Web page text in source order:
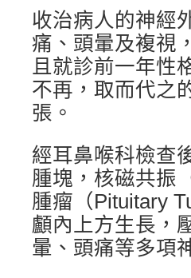
收治病人的神經
痛、頭暈及複視
且就診前一年性
不再，取而代之
張。
經耳鼻喉科檢查
腫塊，核磁共振
腫瘤（Pituitary
顱內上方生長，
暈、頭痛等多項